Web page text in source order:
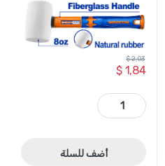
$1,84
$2,03
WHM7303 - مطرقة كوشوك بيضاء وزن 220 غ يد فيبر غلاس ماركة WADFOW quantity
أضف للسلة